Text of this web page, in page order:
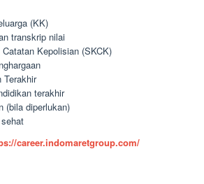
(KK)
transkrip nilai
Kepolisian (SKCK)
Terakhir
terakhir
(bila diperlukan)
career.indomaretgroup.com/